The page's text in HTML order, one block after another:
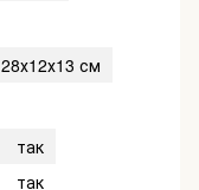
28х12х13 см
так
так